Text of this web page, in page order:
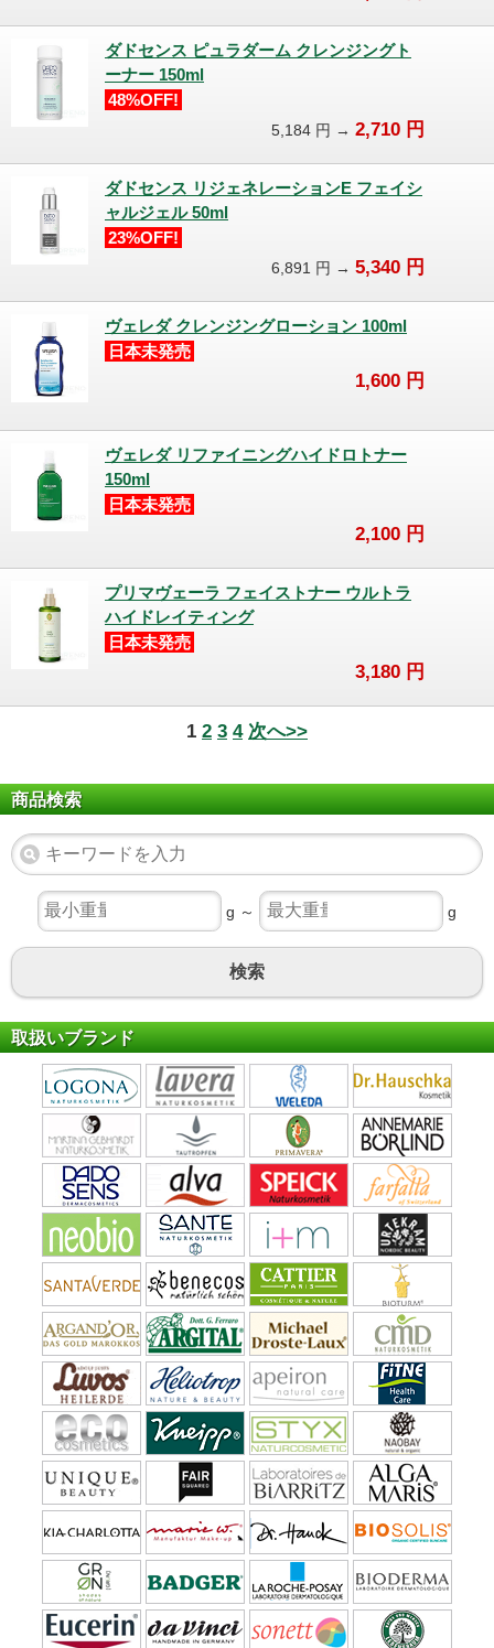
ダドセンス ピュラダーム クレンジングト
ーナー 150ml
48%OFF!
5,184 円 →2,710 円
ダドセンス リジェネレーションE フェイシ
ャルジェル 50ml
23%OFF!
6,891 円 →5,340 円
ヴェレダ クレンジングローション 100ml
日本未発売
1,600 円
ヴェレダ リファイニングハイドロトナー
150ml
日本未発売
2,100 円
プリマヴェーラ フェイストナー ウルトラ
ハイドレイティング
日本未発売
3,180 円
1 2 3 4 次へ>>
商品検索
g ～ g
検索
取扱いブランド